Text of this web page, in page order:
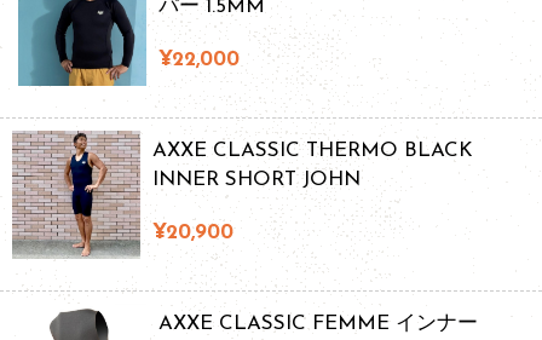
パー 1.5MM
¥22,000
AXXE CLASSIC THERMO BLACK
INNER SHORT JOHN
¥20,900
AXXE CLASSIC FEMME インナー